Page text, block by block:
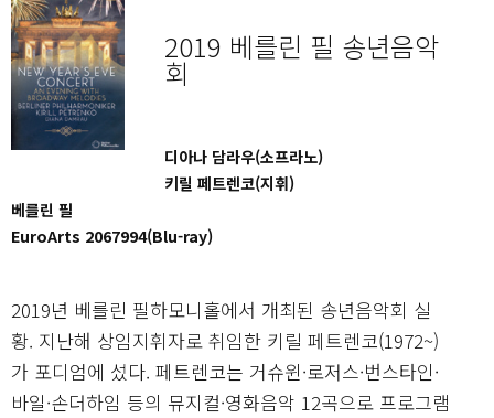
2019 베를린 필 송년음악
회
디아나 담라우(소프라노)
키릴 페트렌코(지휘)
베를린 필
EuroArts 2067994(Blu-ray)
2019년 베를린 필하모니홀에서 개최된 송년음악회 실
황. 지난해 상임지휘자로 취임한 키릴 페트렌코(1972~)
가 포디엄에 섰다. 페트렌코는 거슈윈·로저스·번스타인·
바일·손더하임 등의 뮤지컬·영화음악 12곡으로 프로그램